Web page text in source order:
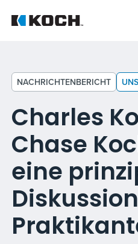
NACHRICHTENBERICHT
Charles
Chase
eine